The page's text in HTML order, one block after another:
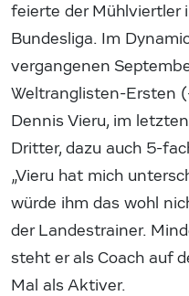
feierte der Mühlviertler
Bundesliga. Im
vergangenen
Weltranglisten-Ersten
Dennis Vieru, im
Dritter, dazu auch 5-
„Vieru hat mich
würde ihm das wohl
der Landestrainer.
steht er als Coach auf
Mal als Aktiver.